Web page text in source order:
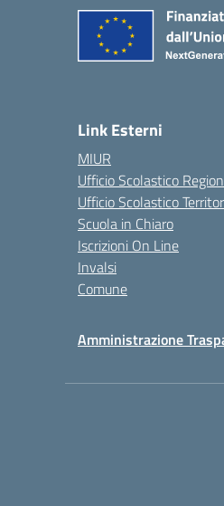
Link Esterni
MIUR
Ufficio Scolastico
Ufficio Scolastico
Scuola in Chiaro
Iscrizioni On Line
Invalsi
Comune
Amministrazione